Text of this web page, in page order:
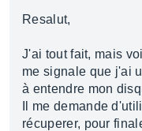
Resalut,
J'ai tout fait, mais
me signale que j'ai
à entendre mon
Il me demande
récuperer, pour